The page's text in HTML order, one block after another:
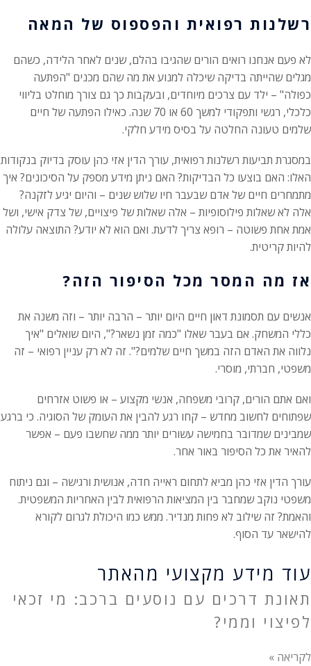
רשלנות רפואית והפספוס של המאה
לא פעם אנחנו רואים הורים שהגיבו בהלם, שנים לאחר הלידה, כשהם
מגלים שהייתה בדיקה שיכלה למנוע את מה שהם מכנים "הפתעה
כפולה" – ילד עם צרכים מיוחדים, ובעקבות כך גם צורך מוחלט בליווי
כלכלי, רגשי ותפקודי למשך 60 או 70 שנה. כאילו הפתעה של חיים
שלמים טעונה החלטה על בסיס מידע חלקי.
במסגרת תביעות רשלנות רפואית, עורך הדין אזי כהן עוסק בדיוק בנקודות
האלו: האם בוצעו כל הבדיקות? האם ניתן מידע מספק על הסיכונים? איך
מתמחרים חיים של אדם שבעבר חיו שלוש שנים – והיום יגיע לזקנה?
אלה לא שאלות פילוסופיות – אלה שאלות של פיצויים, של צדק אישי, ושל
אמת אחת פשוטה – רופא צריך לדעת. ואם הוא לא יודע? התוצאה עלולה
להיות קריטית.
אז מה המסר מכל הסיפור הזה?
אנשים עם תסמונת דאון חיים היום יותר – הרבה יותר – וזה משנה את
כללי המשחק. אם בעבר שאלו "כמה זמן נשאר?", היום שואלים "איך
נלווה את האדם הזה במשך חיים שלמים?". זה לא רק עניין רפואי – זה
משפטי, חברתי, מוסרי.
ואם אתם הורים, קרובי משפחה, אנשי מקצוע – או פשוט אזרחים
שפתוחים לחשוב מחדש – קחו רגע להבין את העומק של הסוגיה. כי ברגע
שמבינים שמדובר בחמישה עשורים יותר ממה שחשבו פעם – אפשר
להאיר את כל הסיפור באור אחר.
עורך הדין אזי כהן מביא לתחום ראייה חדה, אנושית ורגישה – וגם ניתוח
משפטי נוקב שמחבר בין המציאות הרפואית לבין האחריות המשפטית.
והאמת? זה שילוב לא פחות מנדיר. ממש כמו היכולת לגרום לקורא
להישאר עד הסוף.
עוד מידע מקצועי מהאתר
תאונת דרכים עם נוסעים ברכב: מי זכאי
לפיצוי וממי?
לקריאה »